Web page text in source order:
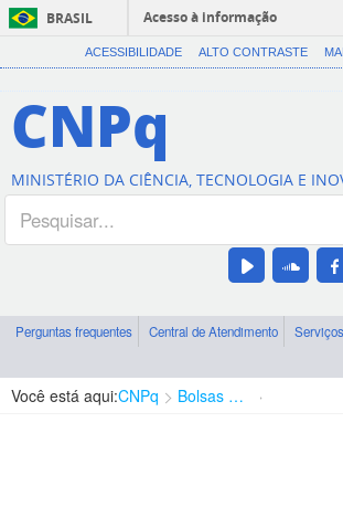
BRASIL
Acesso à informação
ACESSIBILIDADE ALTO CONTRASTE
CNPq
MINISTÉRIO DA CIÊNCIA, TECNOLOGIA E
Perguntas frequentes Central de Atendimento Serviços
Você está aqui:CNPq Bolsas e Auxílios Vigentes